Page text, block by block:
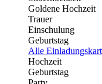
Goldene Hochzeit
Trauer
Einschulung
Geburtstag
Alle
Hochzeit
Geburtstag